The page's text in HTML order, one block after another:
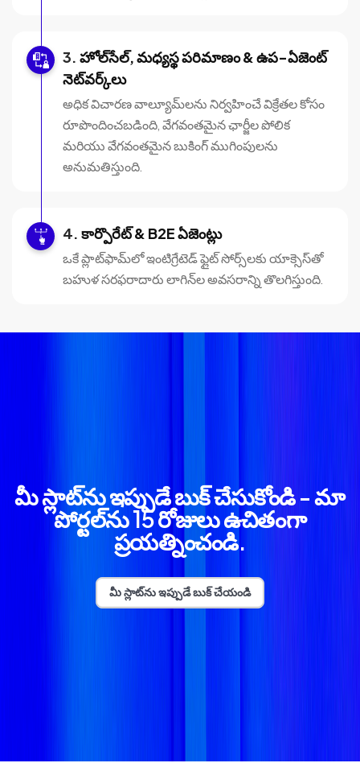
హోల్‌సేల్, మధ్యస్థ పరిమాణం & ఉప-ఏజెంట్
నెట్‌వర్క్‌లు
అధిక విచారణ వాల్యూమ్‌లను నిర్వహించే విక్రేతల కోసం
రూపొందించబడింది, వేగవంతమైన ఛార్జీల పోలిక
మరియు వేగవంతమైన బుకింగ్ ముగింపులను
అనుమతిస్తుంది.
కార్పొరేట్ & B2E ఏజెంట్లు
ఒకే ప్లాట్‌ఫామ్‌లో ఇంటిగ్రేటెడ్ ఫ్లైట్ సోర్స్‌లకు యాక్సెస్‌తో
బహుళ సరఫరాదారు లాగిన్‌ల అవసరాన్ని తొలగిస్తుంది.
మీ స్లాట్‌ను ఇప్పుడే బుక్ చేసుకోండి - మా
పోర్టల్‌ను 15 రోజులు ఉచితంగా
ప్రయత్నించండి.
మీ స్లాట్‌ను ఇప్పుడే బుక్ చేయండి